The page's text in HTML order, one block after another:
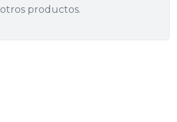
otros productos.